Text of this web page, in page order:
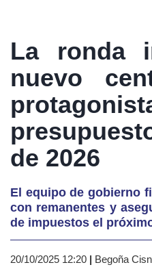
La ronda
nuevo
de 2026
El equipo de gobierno
con remanentes y
de impuestos el
20/10/2025 12:20 | Begoña